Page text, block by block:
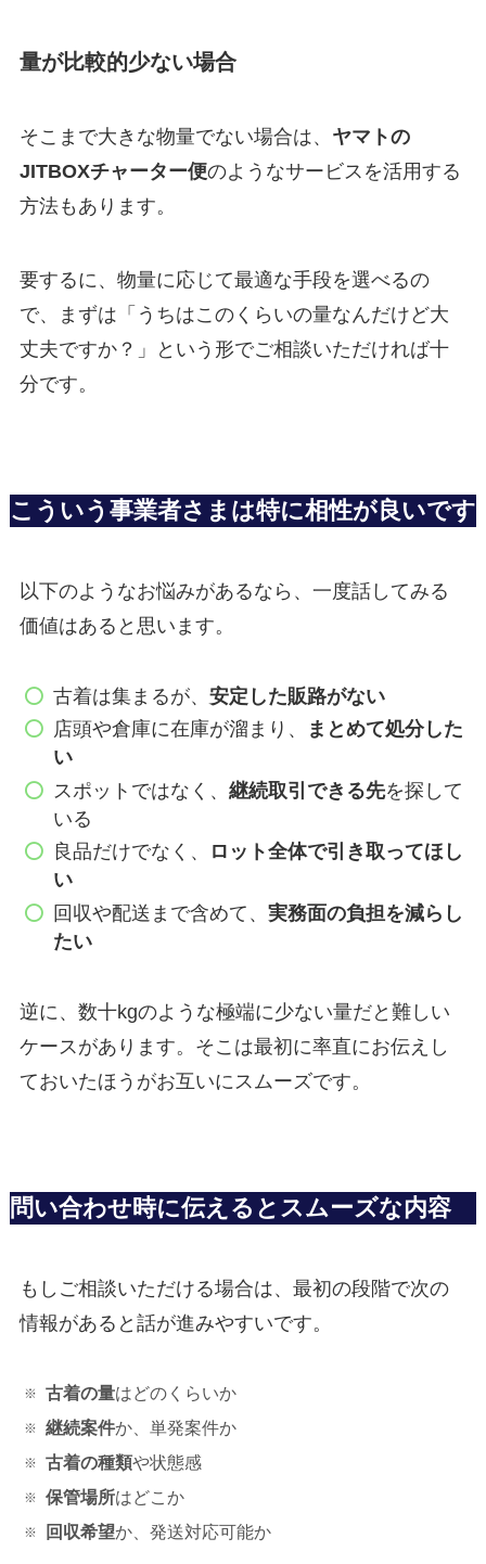
量が比較的少ない場合
そこまで大きな物量でない場合は、 ヤマトの
JITBOXチャーター便のようなサービスを活用する
方法もあります。
要するに、物量に応じて最適な手段を選べるの
で、まずは「うちはこのくらいの量なんだけど大
丈夫ですか？」という形でご相談いただければ十
分です。
こういう事業者さまは特に相性が良いです
以下のようなお悩みがあるなら、一度話してみる
価値はあると思います。
古着は集まるが、安定した販路がない
店頭や倉庫に在庫が溜まり、
まとめて処分した
い
スポットではなく、継続取引できる先を探して
いる
良品だけでなく、
ロット全体で引き取ってほし
い
回収や配送まで含めて、実務面の負担を減らし
たい
逆に、数十kgのような極端に少ない量だと難しい
ケースがあります。そこは最初に率直にお伝えし
ておいたほうがお互いにスムーズです。
問い合わせ時に伝えるとスムーズな内容
もしご相談いただける場合は、最初の段階で次の
情報があると話が進みやすいです。
古着の量はどのくらいか
継続案件か、単発案件か
古着の種類や状態感
保管場所はどこか
回収希望か、発送対応可能か